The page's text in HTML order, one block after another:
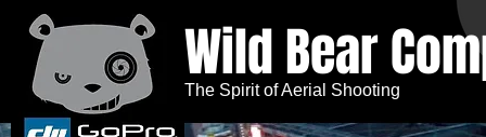
Wild Bear
The Spirit of Aerial Shooting